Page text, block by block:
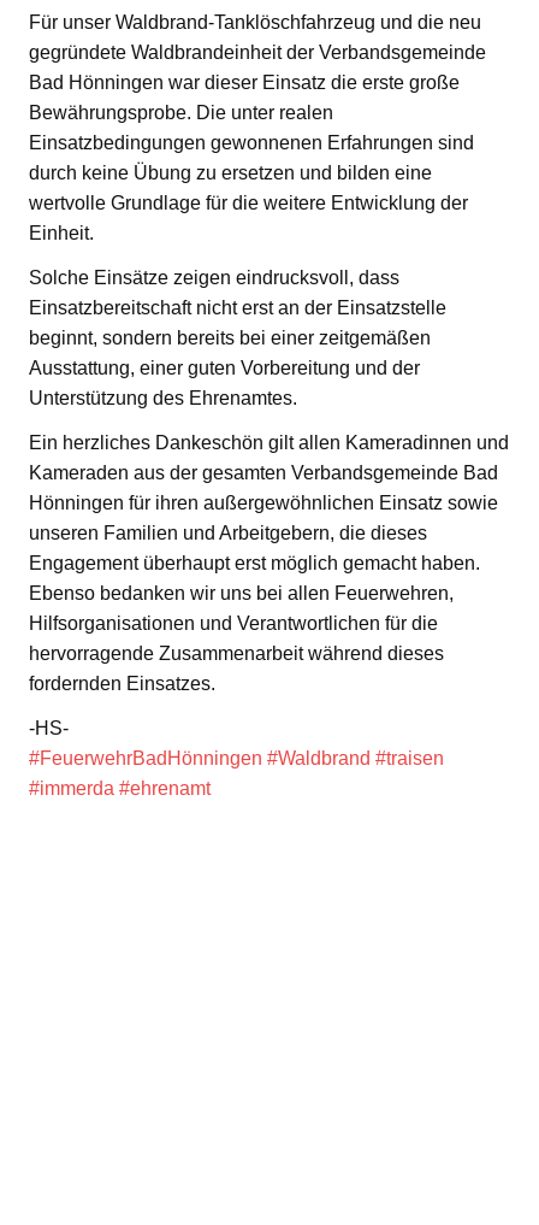
Für unser Waldbrand-Tanklöschfahrzeug und die neu
gegründete Waldbrandeinheit der Verbandsgemeinde
Bad Hönningen war dieser Einsatz die erste große
Bewährungsprobe. Die unter realen
Einsatzbedingungen gewonnenen Erfahrungen sind
durch keine Übung zu ersetzen und bilden eine
wertvolle Grundlage für die weitere Entwicklung der
Einheit.
Solche Einsätze zeigen eindrucksvoll, dass
Einsatzbereitschaft nicht erst an der Einsatzstelle
beginnt, sondern bereits bei einer zeitgemäßen
Ausstattung, einer guten Vorbereitung und der
Unterstützung des Ehrenamtes.
Ein herzliches Dankeschön gilt allen Kameradinnen und
Kameraden aus der gesamten Verbandsgemeinde Bad
Hönningen für ihren außergewöhnlichen Einsatz sowie
unseren Familien und Arbeitgebern, die dieses
Engagement überhaupt erst möglich gemacht haben.
Ebenso bedanken wir uns bei allen Feuerwehren,
Hilfsorganisationen und Verantwortlichen für die
hervorragende Zusammenarbeit während dieses
fordernden Einsatzes.
-HS-
#FeuerwehrBadHönningen #Waldbrand #traisen
#immerda #ehrenamt